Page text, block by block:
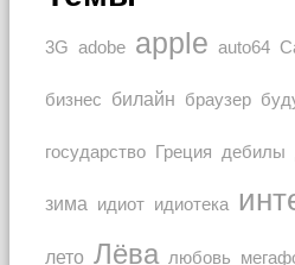
3G adobe apple auto64
бизнес билайн браузер
государство Греция дебилы
зима идиот идиотека
лето Лёва любовь